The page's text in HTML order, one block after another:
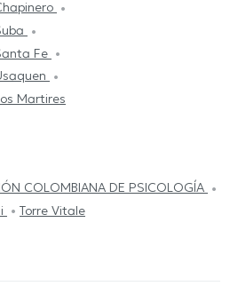
Fe
Martires
COLOMBIANA DE PSICOLOGÍA
Torre Vitale